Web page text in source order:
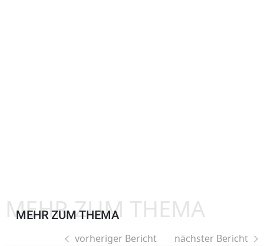
MEHR ZUM THEMA
MEHR ZUM THEMA
vorheriger Bericht nächster Bericht